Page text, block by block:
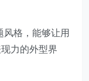
风格，能够让用
力的外型界